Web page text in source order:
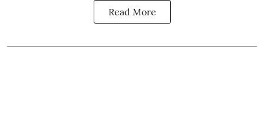
Read More